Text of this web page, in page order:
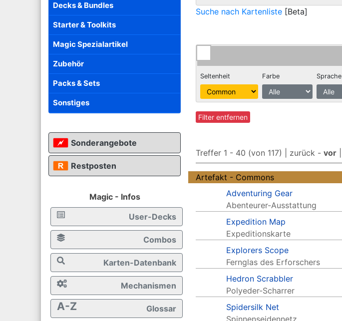
Decks & Bundles
Starter & Toolkits
Magic Spezialartikel
Zubehör
Packs & Sets
Sonstiges
Sonderangebote
Restposten
Magic - Infos
User-Decks
Combos
Karten-Datenbank
Mechanismen
A-Z Glossar
Suche nach Kartenliste [Beta]
Seltenheit Farbe Sprache
Filter entfernen
Treffer 1 - 40 (von 117) | zurück - vor
Artefakt - Commons
Adventuring Gear
Abenteurer-Ausstattung
Expedition Map
Expeditionskarte
Explorers Scope
Fernglas des Erforschers
Hedron Scrabbler
Polyeder-Scharrer
Spidersilk Net